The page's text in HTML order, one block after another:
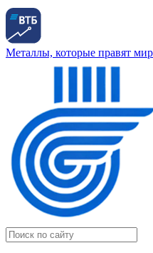
Металлы, которые правят